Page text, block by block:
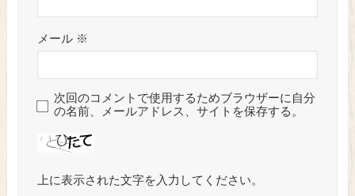
メール ※
次回のコメントで使用するためブラウザーに自分
の名前、メールアドレス、サイトを保存する。
上に表示された文字を入力してください。